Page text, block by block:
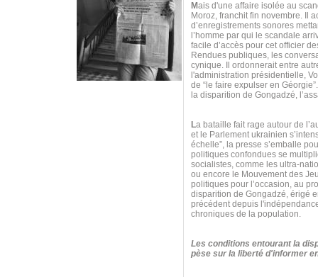
Mais d'une affaire isolée au
Moroz, franchit fin novembre. Il
d’enregistrements sonores
l’homme par qui le scandale
facile d’accès pour cet officier
Rendues publiques, les
cynique. Il ordonnerait entre
l'administration présidentielle,
de “le faire expulser en
la disparition de Gongadzé,
La bataille fait rage autour de
et le Parlement ukrainien
échelle”, la presse s’emballe
politiques confondues se
socialistes, comme les ultra-
ou encore le Mouvement des
politiques pour l’occasion, au
disparition de Gongadzé, érigé
précédent depuis
chroniques de la population.
Les conditions entourant la
pèse sur la liberté d'informer